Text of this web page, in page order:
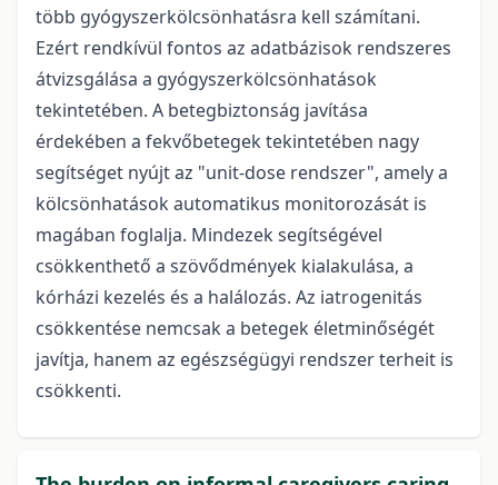
több gyógyszerkölcsönhatásra kell számítani.
Ezért rendkívül fontos az adatbázisok rendszeres
átvizsgálása a gyógyszerkölcsönhatások
tekintetében. A betegbiztonság javítása
érdekében a fekvőbetegek tekintetében nagy
segítséget nyújt az "unit-dose rendszer", amely a
kölcsönhatások automatikus monitorozását is
magában foglalja. Mindezek segítségével
csökkenthető a szövődmények kialakulása, a
kórházi kezelés és a halálozás. Az iatrogenitás
csökkentése nemcsak a betegek életminőségét
javítja, hanem az egészségügyi rendszer terheit is
csökkenti.